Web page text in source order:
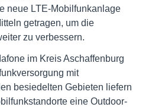
neue LTE-Mobilfunkanlage
getragen, um die
zu verbessern.
im Kreis Aschaffenburg
mit
besiedelten Gebieten liefern
eine Outdoor-